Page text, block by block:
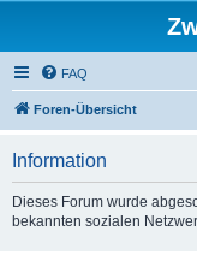
FAQ
Foren-Übersicht
Information
Dieses Forum wurde
bekannten sozialen